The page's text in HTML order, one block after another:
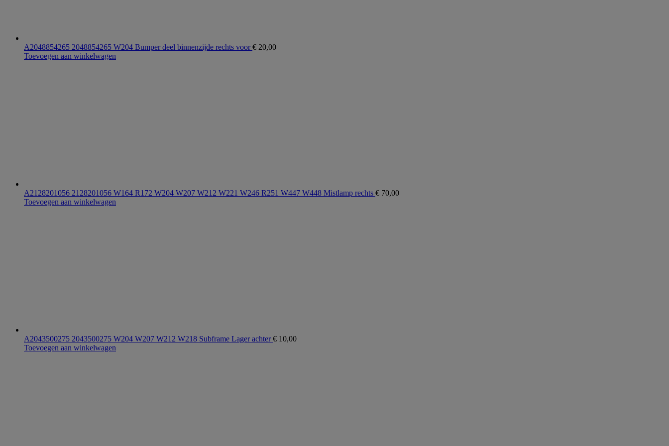
A2048854265 2048854265 W204 Bumper deel binnenzijde rechts voor€ 20,00
Toevoegen aan winkelwagen
A2128201056 2128201056 W164 R172 W204 W207 W212 W221 W246 R251 W447 W448 Mistlamp rechts € 70,00
Toevoegen aan winkelwagen
A2043500275 2043500275 W204 W207 W212 W218 Subframe Lager achter€ 10,00
Toevoegen aan winkelwagen